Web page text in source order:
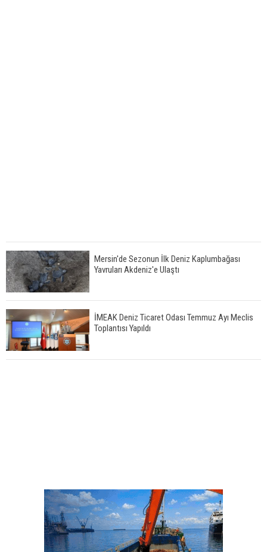
Mersin'de Sezonun İlk Deniz Kaplumbağası
Yavruları Akdeniz'e Ulaştı
İMEAK Deniz Ticaret Odası Temmuz Ayı Meclis
Toplantısı Yapıldı